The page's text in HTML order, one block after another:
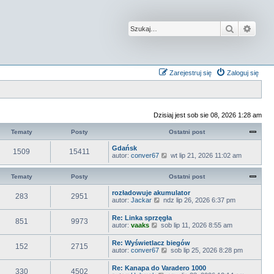
Szukaj
Zaloguj się
Zarejestruj się
Dzisiaj jest sob sie 08, 2026 1:28 am
Tematy Posty Ostatni post
1509 15411
Gdańsk
autor: conver67
W
ś
w
i
e
t
a
j
n
o
w
y
wt lip 21, 2026 11:02 am
Tematy Posty Ostatni post
283 2951
rozładowuje akumulator
autor: Jackar
W
w
i
e
t
l
n
a
ndz lip 26, 2026 6:37 pm
851 9973
Re: Linka sprzęgła
autor: vaaks
W
w
e
t
sob lip 11, 2026 8:55 am
152 2715
Re: Wyświetlacz biegów
autor: conver67
W
w
sob lip 25, 2026 8:28 pm
330 4502
Re: Kanapa do Varadero 1000